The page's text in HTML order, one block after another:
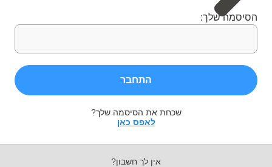
הסיסמה שלך:
התחבר
שכחת את הסיסמה שלך?
לאפס כאן
אין לך חשבון?